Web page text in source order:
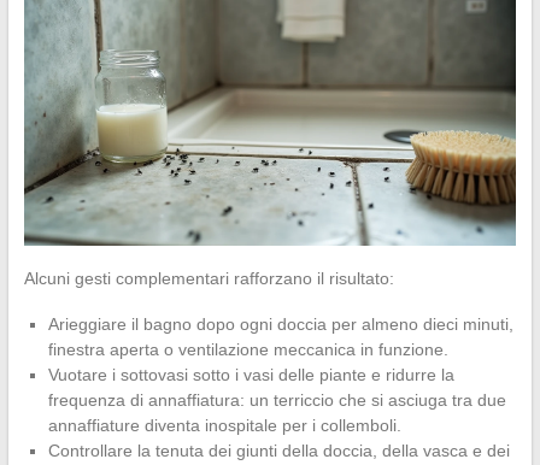
Alcuni gesti complementari rafforzano il risultato:
Arieggiare il bagno dopo ogni doccia per almeno dieci minuti,
finestra aperta o ventilazione meccanica in funzione.
Vuotare i sottovasi sotto i vasi delle piante e ridurre la
frequenza di annaffiatura: un terriccio che si asciuga tra due
annaffiature diventa inospitale per i collemboli.
Controllare la tenuta dei giunti della doccia, della vasca e dei